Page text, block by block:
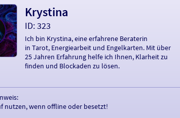
Krystina
ID: 323
Ich bin Krystina, eine erfahrene Beraterin
in Tarot, Energiearbeit und Engelkarten. Mit über
25 Jahren Erfahrung helfe ich Ihnen, Klarheit zu
finden und Blockaden zu lösen.
nutzen, wenn offline oder besetzt!